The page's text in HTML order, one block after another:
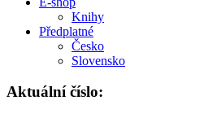
Knihy
Předplatné
Česko
Slovensko
Aktuální číslo: